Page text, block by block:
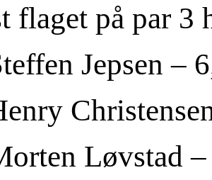
flaget på par 3
Jepsen –
Løvstad